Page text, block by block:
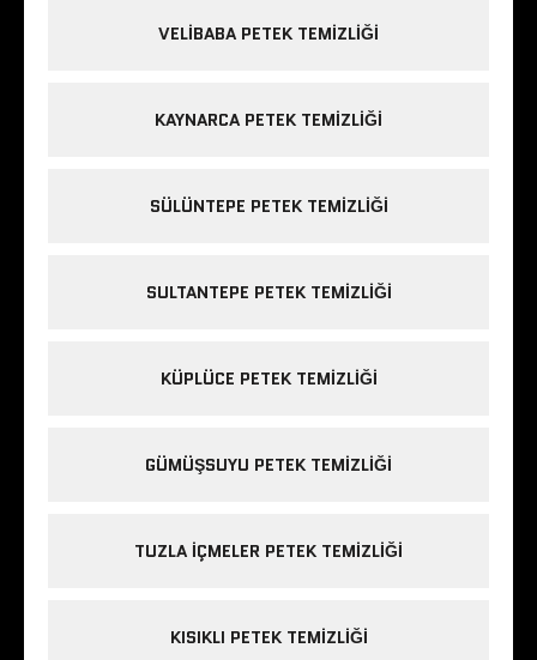
VELIBABA PETEK TEMIZLIĞI
KAYNARCA PETEK TEMIZLIĞI
SÜLÜNTEPE PETEK TEMIZLIĞI
SULTANTEPE PETEK TEMIZLIĞI
KÜPLÜCE PETEK TEMIZLIĞI
GÜMÜŞSUYU PETEK TEMIZLIĞI
TUZLA IÇMELER PETEK TEMIZLIĞI
KISIKLI PETEK TEMIZLIĞI